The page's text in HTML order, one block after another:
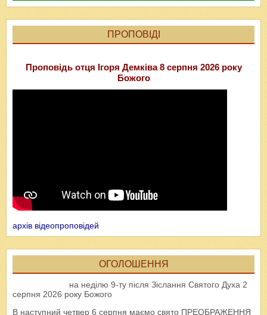
ПРОПОВІДІ
Проповідь отця Ігоря Демківа 8 серпня 2026 року
Божого
архів відеопроповідей
ОГОЛОШЕННЯ
на неділю 9-ту після Зіслання Святого Духа 2
серпня 2026 року Божого
В наступний четвер 6 серпня маємо свято ПРЕОБРАЖЕННЯ